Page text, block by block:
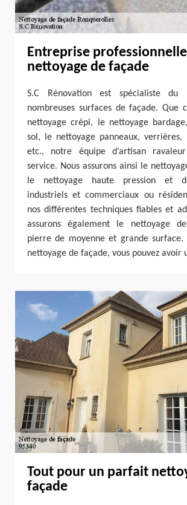
Entreprise
nettoyage de façade
S.C Rénovation est spécialiste du
nombreuses surfaces de façade. Que
nettoyage crépi, le nettoyage
sol, le nettoyage panneaux, verrières,
etc., notre équipe d’artisan
service. Nous assurons ainsi le
le nettoyage haute pression et
industriels et commerciaux ou
nos différentes techniques fiables et
assurons également le nettoyage
pierre de moyenne et grande surface.
nettoyage de façade, vous pouvez avoir
Tout pour un parfait
façade